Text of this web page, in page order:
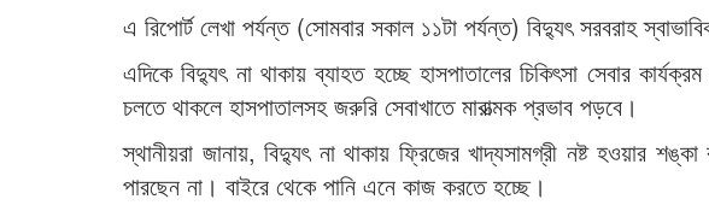
এ রিপোর্ট লেখা পর্যন্ত (সোমবার সকাল ১১টা পর্যন্ত) বিদ্যুৎ সরবরাহ
এদিকে বিদ্যুৎ না থাকায় ব্যাহত হচ্ছে হাসপাতালের চিকিৎসা সেবার
চলতে থাকলে হাসপাতালসহ জরুরি সেবাখাতে মারাত্মক প্রভাব পড়বে।
স্থানীয়রা জানায়, বিদ্যুৎ না থাকায় ফ্রিজের খাদ্যসামগ্রী নষ্ট হওয়ার
পারছেন না। বাইরে থেকে পানি এনে কাজ করতে হচ্ছে।